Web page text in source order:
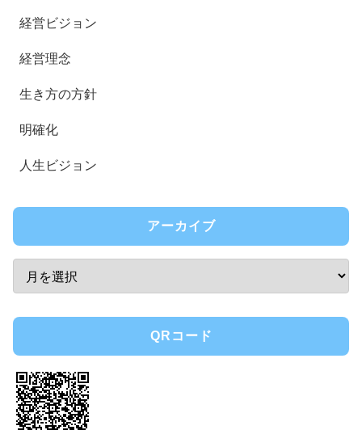
経営ビジョン
経営理念
生き方の方針
明確化
人生ビジョン
アーカイブ
QRコード